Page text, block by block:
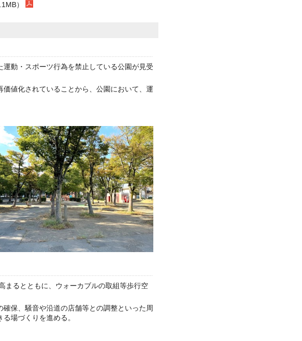
）
動・スポーツ行為を禁止している公園が見受
値化されていることから、公園において、運
まるとともに、ウォーカブルの取組等歩行空
保、騒音や沿道の店舗等との調整といった周
場づくりを進める。